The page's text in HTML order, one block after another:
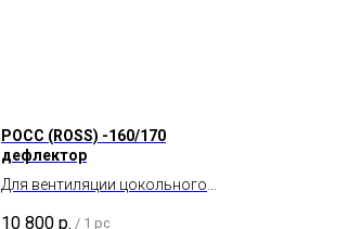
POCC (ROSS) -160/170
дефлектор
Для вентиляции цокольного
10 800 р. / 1 pc